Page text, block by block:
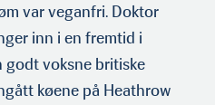
var veganfri. Doktor
inn i en fremtid i
godt voksne britiske
køene på Heathrow